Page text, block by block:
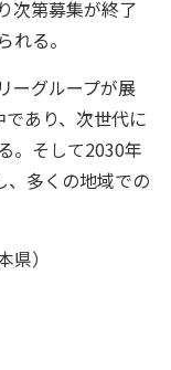
次第募集が終了
る。
ーグループが展
あり、次世代に
。そして2030年
、多くの地域での
）